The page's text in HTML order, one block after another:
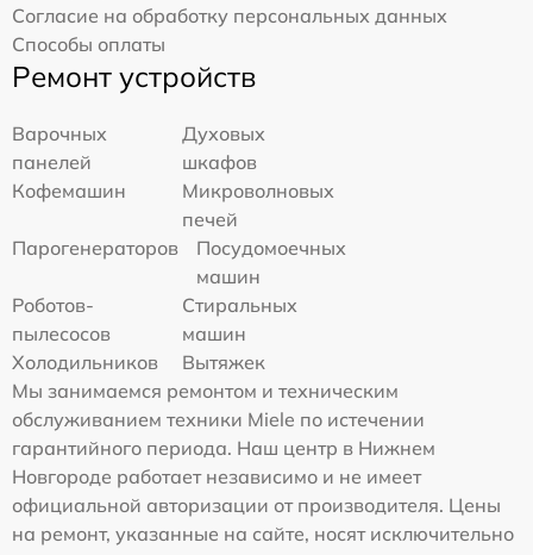
Согласие на обработку персональных данных
Способы оплаты
Ремонт устройств
Варочных
панелей
Духовых
шкафов
Кофемашин
Микроволновых
печей
Парогенераторов
Посудомоечных
машин
Роботов-
пылесосов
Стиральных
машин
Холодильников
Вытяжек
Мы занимаемся ремонтом и техническим
обслуживанием техники Miele по истечении
гарантийного периода. Наш центр в Нижнем
Новгороде работает независимо и не имеет
официальной авторизации от производителя. Цены
на ремонт, указанные на сайте, носят исключительно